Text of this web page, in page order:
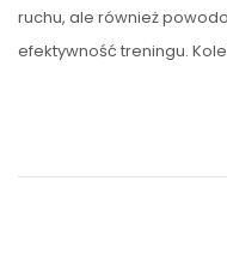
ruchu, ale również
efektywność treningu.